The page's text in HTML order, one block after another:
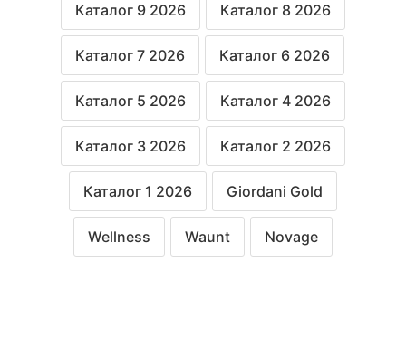
Каталог 9 2026 Каталог 8 2026
Каталог 7 2026 Каталог 6 2026
Каталог 5 2026 Каталог 4 2026
Каталог 3 2026 Каталог 2 2026
Каталог 1 2026 Giordani Gold
Wellness Waunt Novage